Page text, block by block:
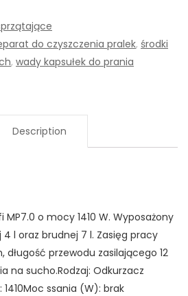
do czyszczenia pralek, środki
, wady kapsułek do prania
Description
o mocy 1410 W. Wyposażony
l oraz brudnej 7 l. Zasięg pracy
długość przewodu zasilającego 12
na sucho.Rodzaj: Odkurzacz
ssania (W): brak